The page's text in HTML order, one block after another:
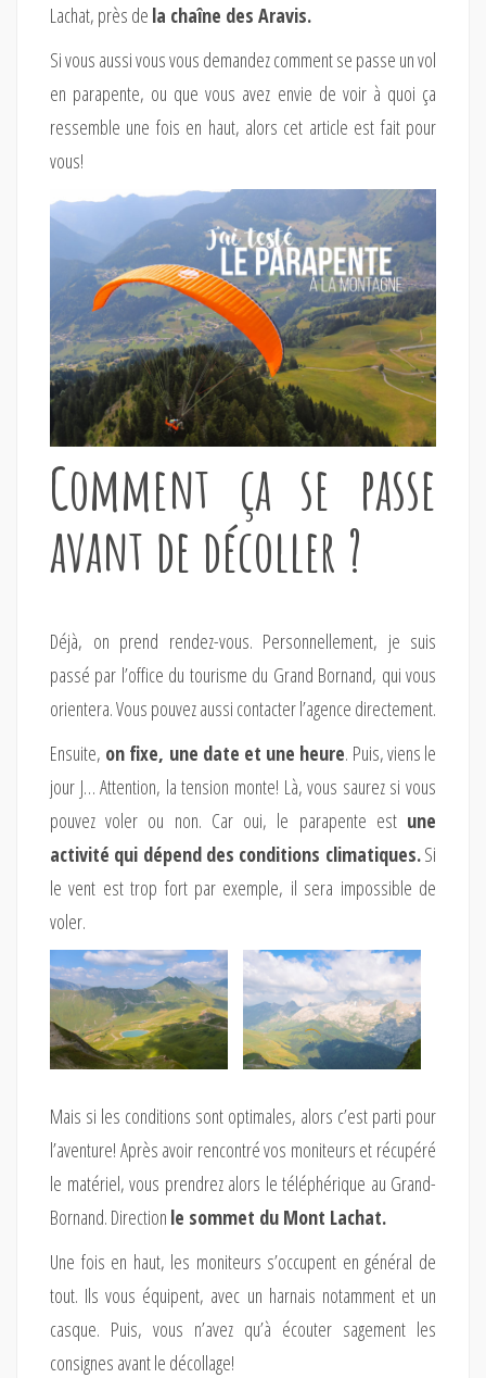
Lachat, près de la chaîne des Aravis.
Si vous aussi vous vous demandez comment se passe un vol
en parapente, ou que vous avez envie de voir à quoi ça
ressemble une fois en haut, alors cet article est fait pour
vous!
Comment ça se passe
avant de décoller ?
Déjà, on prend rendez-vous. Personnellement, je suis
passé par l’office du tourisme du Grand Bornand, qui vous
orientera. Vous pouvez aussi contacter l’agence directement.
Ensuite, on fixe, une date et une heure. Puis, viens le
jour J… Attention, la tension monte! Là, vous saurez si vous
pouvez voler ou non. Car oui, le parapente est une
activité qui dépend des conditions climatiques.Si
le vent est trop fort par exemple, il sera impossible de
voler.
Mais si les conditions sont optimales, alors c’est parti pour
l’aventure! Après avoir rencontré vos moniteurs et récupéré
le matériel, vous prendrez alors le téléphérique au Grand-
Bornand. Direction le sommet du Mont Lachat.
Une fois en haut, les moniteurs s’occupent en général de
tout. Ils vous équipent, avec un harnais notamment et un
casque. Puis, vous n’avez qu’à écouter sagement les
consignes avant le décollage!